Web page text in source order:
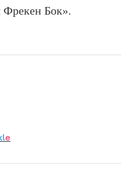
Фрекен Бок».
e